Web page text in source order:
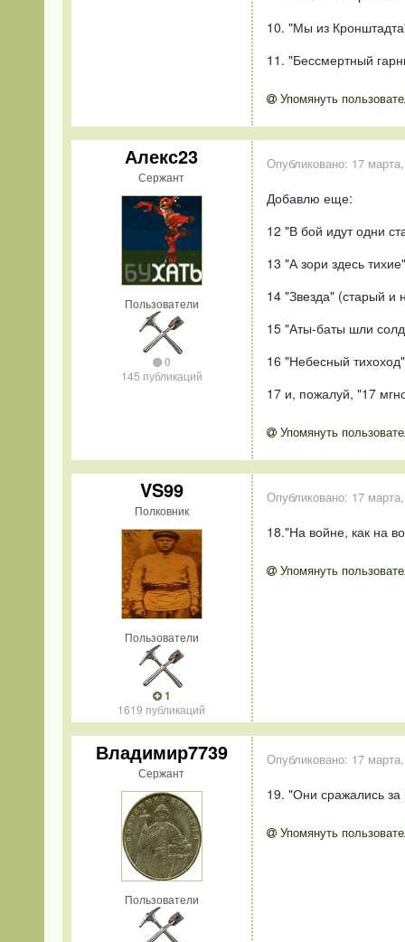
10. "Мы из
11. "Бессмертный
Упомянуть
Алекс23
Сержант
Пользователи
0
145 публикаций
Опубликовано: 17
Добавлю еще:
12 "В бой идут одни
13 "А зори здесь тихие"
14 "Звезда" (старый и
15 "Аты-баты шли
16 "Небесный тихоход"
17 и, пожалуй, "17
Упомянуть
VS99
Полковник
Пользователи
1
1619 публикаций
Опубликовано: 17
18."На войне, как на
Упомянуть
Владимир7739
Сержант
Пользователи
Опубликовано: 17
19. "Они сражались
Упомянуть